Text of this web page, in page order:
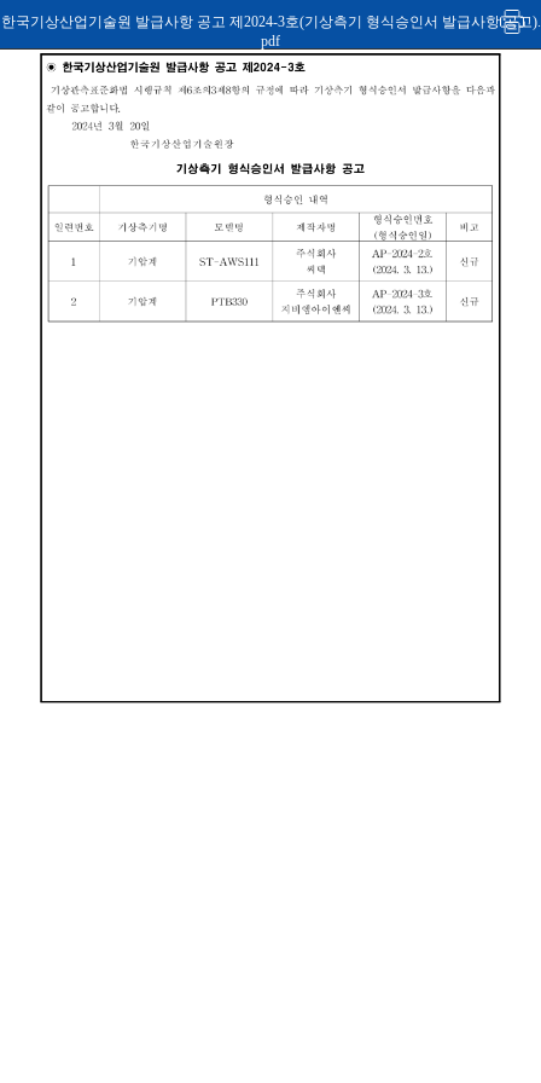
한국기상산업기술원 발급사항 공고 제2024-3호(기상측기 형식승인서 발급사항 공고).
pdf